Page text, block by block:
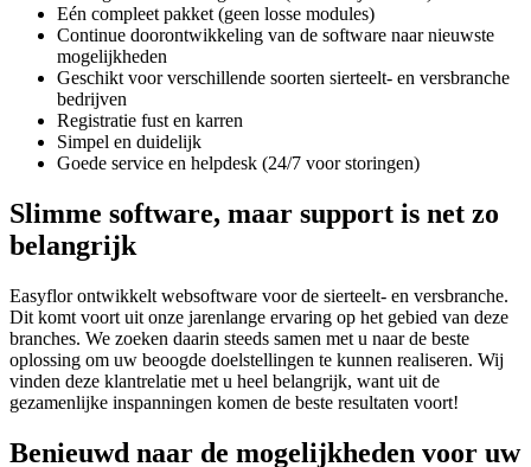
Eén compleet pakket (geen losse modules)
Continue doorontwikkeling van de software naar nieuwste
mogelijkheden
Geschikt voor verschillende soorten sierteelt- en versbranche
bedrijven
Registratie fust en karren
Simpel en duidelijk
Goede service en helpdesk (24/7 voor storingen)
Slimme software, maar support is net zo
belangrijk
Easyflor ontwikkelt websoftware voor de sierteelt- en versbranche.
Dit komt voort uit onze jarenlange ervaring op het gebied van deze
branches. We zoeken daarin steeds samen met u naar de beste
oplossing om uw beoogde doelstellingen te kunnen realiseren. Wij
vinden deze klantrelatie met u heel belangrijk, want uit de
gezamenlijke inspanningen komen de beste resultaten voort!
Benieuwd naar de mogelijkheden voor uw